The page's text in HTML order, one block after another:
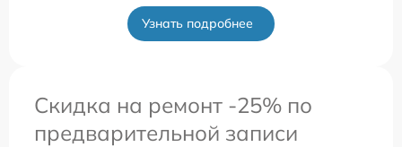
Узнать подробнее
Скидка на ремонт -25% по
предварительной записи